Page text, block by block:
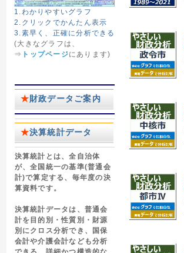
1.わかりやすいグラフ
2.クリックでかんたん表示
3.素早く、正確に分析できる
(大きなグラフは、
⇒ トップページにあります)
★財政データご案内
★決算統計データ
決算統計とは、全自治体
が、全国統一の基準(普通会
計)で算定する、毎年度の決
算資料です。
決算統計データは、普通会
計を目的別・性質別・財源
別にクロス分析でき、国保
会計や介護会計なども分析